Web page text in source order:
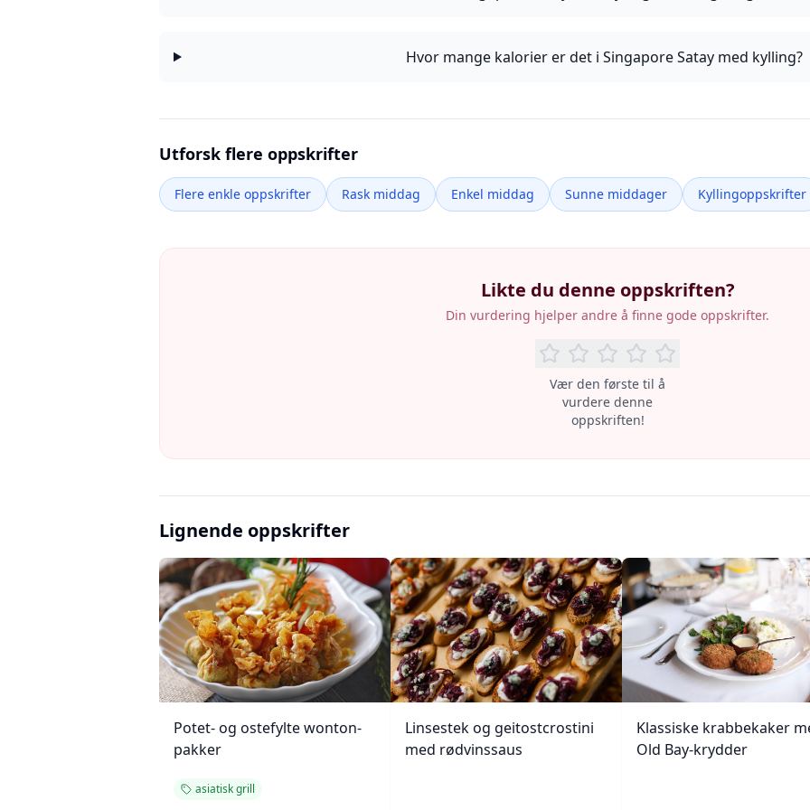
Hvor mange kalorier er det i Singapore Satay med kylling?
Utforsk flere oppskrifter
Flere enkle oppskrifter Rask middag Enkel middag Sunne middager Kyllingoppskrifter
Likte du denne oppskriften?
Din vurdering hjelper andre å finne gode oppskrifter.
Vær den første til å
vurdere denne
oppskriften!
Lignende oppskrifter
Potet- og ostefylte wonton-
pakker
asiatisk grill
Linsestek og geitostcrostini
med rødvinssaus
Klassiske krabbekaker
Old Bay-krydder